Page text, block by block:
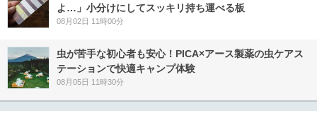
よ…」小分けにしてスッキリ持ち運べる板
08月02日 11時00分
虫が苦手な初心者も安心！PICA×アース製薬の虫ケアス
テーションで快適キャンプ体験
08月05日 11時30分